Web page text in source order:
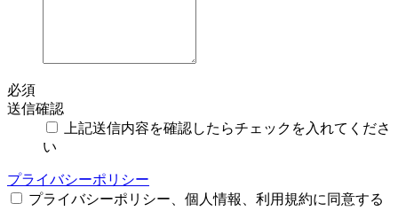
必須
送信確認
上記送信内容を確認したらチェックを入れてくださ
い
プライバシーポリシー
プライバシーポリシー、個人情報、利用規約に同意する